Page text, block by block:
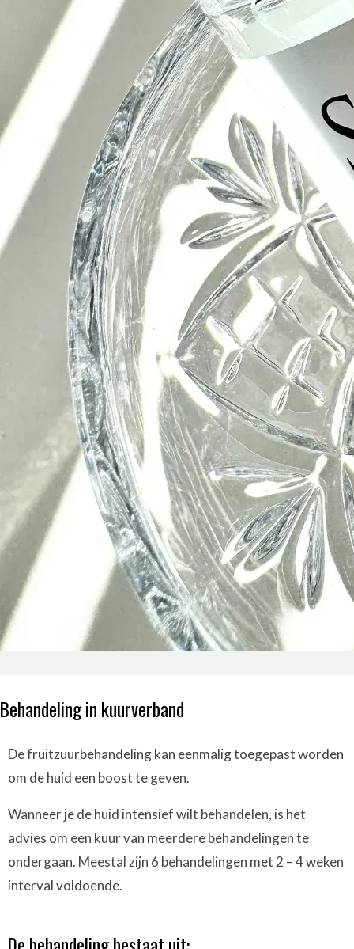
Behandeling in kuurverband
De fruitzuurbehandeling kan eenmalig toegepast worden
om de huid een boost te geven.
Wanneer je de huid intensief wilt behandelen, is het
advies om een kuur van meerdere behandelingen te
ondergaan. Meestal zijn 6 behandelingen met 2 – 4 weken
interval voldoende.